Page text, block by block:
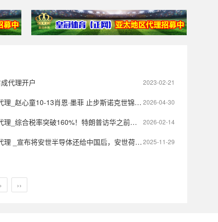
2023-02-21
代理开户
2026-04-30
_赵心童10-13肖恩·墨菲 止步斯诺克世锦赛八强
2026-02-14
税率突破160%！特朗普访华之前还将出台更多的反华举措
2025-11-29
半导体还给中国后，安世荷兰装可怜：中方企业不理人！被中欧踢出谈判桌
› ››